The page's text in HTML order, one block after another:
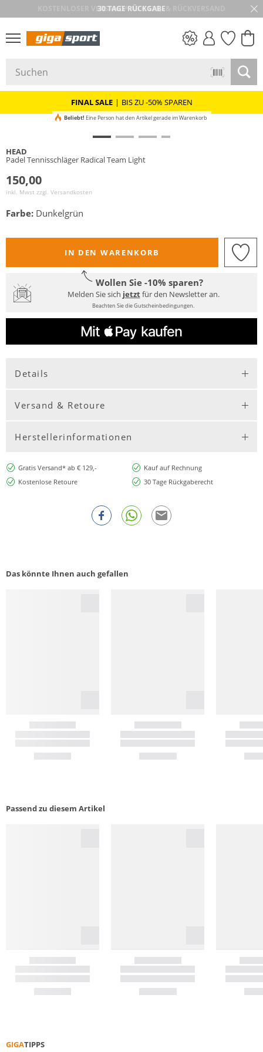
30 TAGE RÜCKGABE
FINAL SALE | BIS ZU -50% SPAREN
Beliebt! Eine Person hat den Artikel gerade im Warenkorb
HEAD
Padel Tennisschläger Radical Team Light
150,00
inkl. Mwst zzgl. Versandkosten
Farbe: Dunkelgrün
IN DEN WARENKORB
Wollen Sie -10% sparen?
Melden Sie sich jetztfür den Newsletter an.
Beachten Sie die Gutscheinbedingungen.
Details
Versand & Retoure
Herstellerinformationen
Gratis Versand* ab € 129,-
Kauf auf Rechnung
Kostenlose Retoure
30 Tage Rückgaberecht
Das könnte Ihnen auch gefallen
Passend zu diesem Artikel
GIGATIPPS